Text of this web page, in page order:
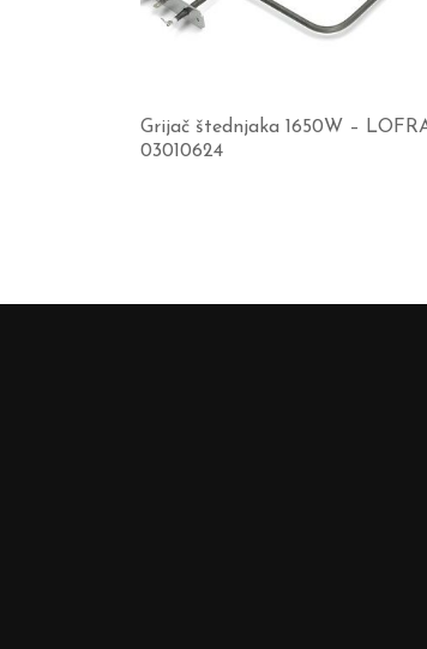
Grijač štednjaka 1650W –
03010624